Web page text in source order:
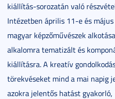
kiállítás-sorozatán való
Intézetben április 11-e és
magyar képzőművészek
alkalomra tematizált és
kiállításra. A kreatív
törekvéseket mind a mai napig
azokra jelentős hatást